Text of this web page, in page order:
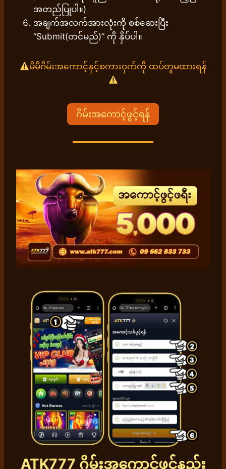
အတည်ပြုပါ။)
အချက်အလက်အားလုံးကို စစ်ဆေးပြီး
“Submit(တင်မည်)” ကို နှိပ်ပါ။
မိမိဂိမ်းအကောင့်နှင့်စကားဝှက်ကို ထပ်တူမထားရန်
ဂိမ်းအကောင့်ဖွင့်ရန်
ATK777 ဂိမ်းအကောင့်ဖွင့်နည်း